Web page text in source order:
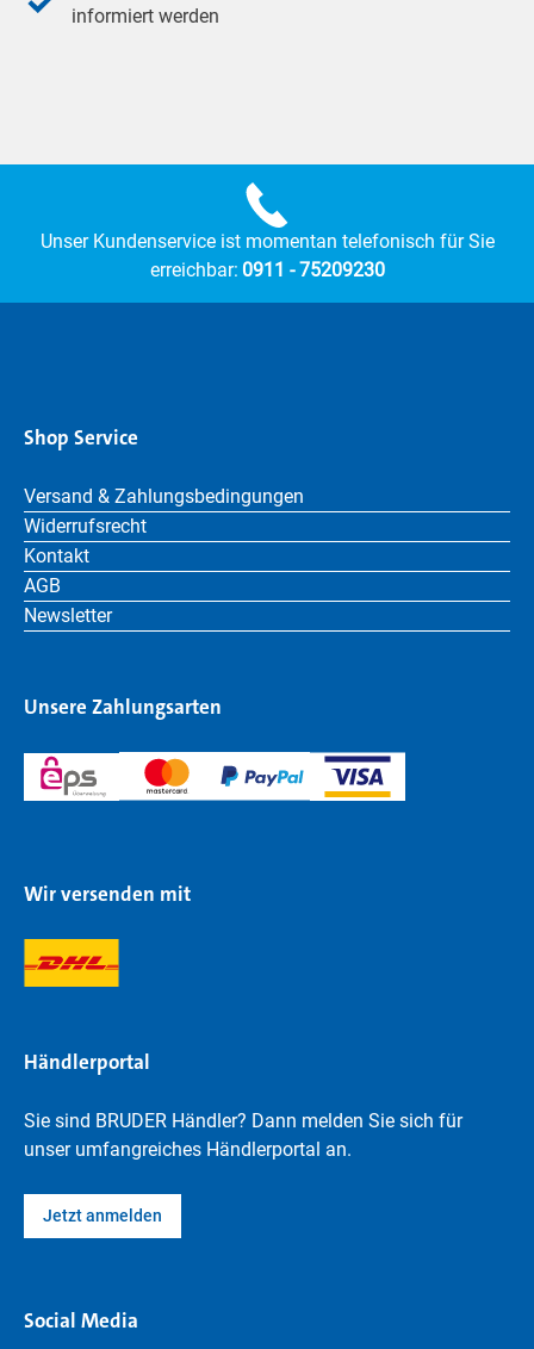
informiert werden
Unser Kundenservice ist momentan telefonisch für Sie
erreichbar: 0911 - 75209230
Shop Service
Versand & Zahlungsbedingungen
Widerrufsrecht
Kontakt
AGB
Newsletter
Unsere Zahlungsarten
Wir versenden mit
Händlerportal
Sie sind BRUDER Händler? Dann melden Sie sich für
unser umfangreiches Händlerportal an.
Jetzt anmelden
Social Media